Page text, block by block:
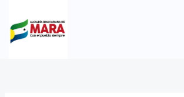
contenido